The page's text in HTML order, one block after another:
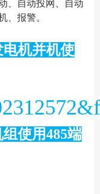
、自动投网、自动
、报警。
机并机使
使用485端